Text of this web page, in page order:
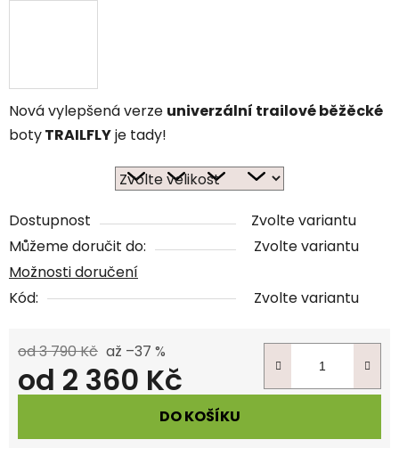
Nová vylepšená verze univerzální trailové běžěcké
botyTRAILFLYje tady!
Dostupnost
Zvolte variantu
Můžeme doručit do:
Zvolte variantu
Možnosti doručení
Kód:
Zvolte variantu
od 3 790 Kč až –37 %
od 2 360 Kč
DO KOŠÍKU